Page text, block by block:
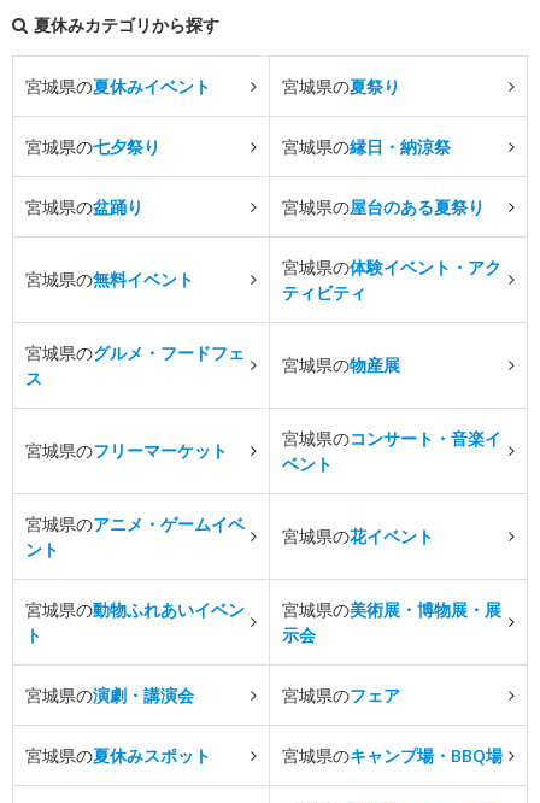
夏休みカテゴリから探す
宮城県の夏休みイベント 宮城県の夏祭り
宮城県の七夕祭り 宮城県の縁日・納涼祭
宮城県の盆踊り 宮城県の屋台のある夏祭り
宮城県の無料イベント
宮城県の体験イベント・アク
ティビティ
宮城県のグルメ・フードフェ
ス
宮城県の物産展
宮城県のフリーマーケット
宮城県のコンサート・音楽イ
ベント
宮城県のアニメ・ゲームイベ
ント
宮城県の花イベント
宮城県の動物ふれあいイベン
ト
宮城県の美術展・博物展・展
示会
宮城県の演劇・講演会 宮城県のフェア
宮城県の夏休みスポット 宮城県のキャンプ場・BBQ場